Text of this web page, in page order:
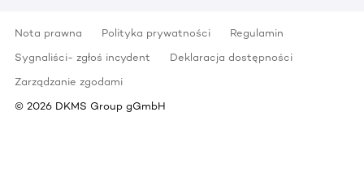
Nota prawna Polityka prywatności
Regulamin
Sygnaliści- zgłoś incydent
Deklaracja dostępności
Zarządzanie zgodami
© 2026 DKMS Group gGmbH